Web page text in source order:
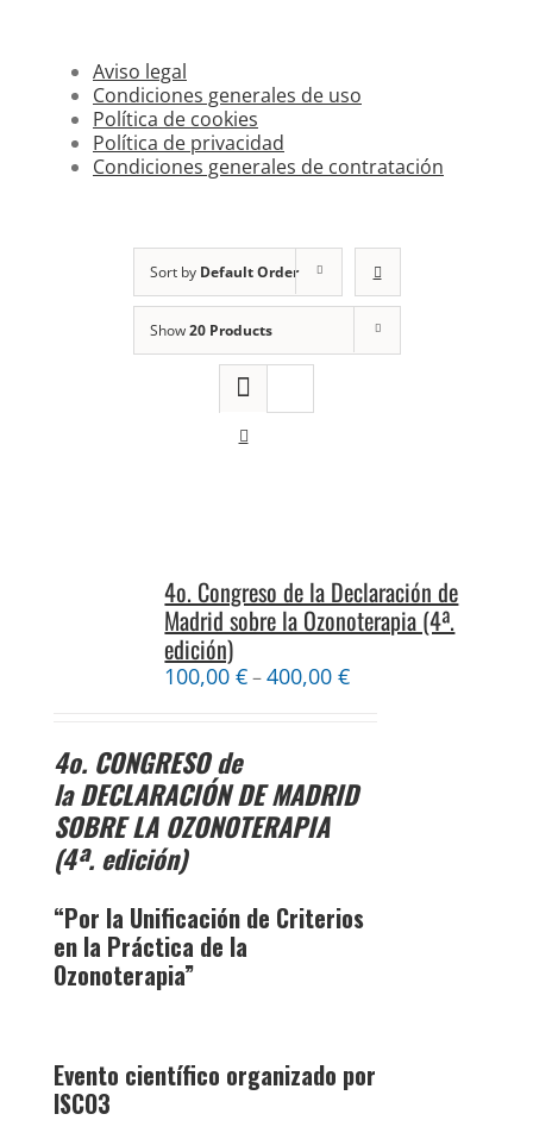
Aviso legal
Condiciones generales de uso
Política de cookies
Política de privacidad
Condiciones generales de contratación
Sort by Default Order
Show20 Products
4o. Congreso de la Declaración de
Madrid sobre la Ozonoterapia (4ª.
edición)
100,00€–400,00€
4o. CONGRESOde
laDECLARACIÓN DE MADRID
SOBRE LA OZONOTERAPIA
(4ª. edición)
“Por la Unificación de Criterios
en la Práctica de la
Ozonoterapia”
Evento científico organizado por
ISCO3